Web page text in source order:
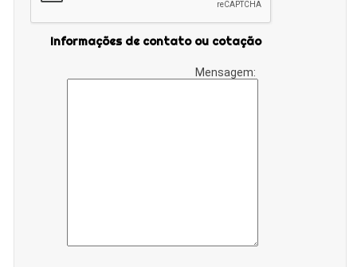
Informações de contato ou cotação
Mensagem: